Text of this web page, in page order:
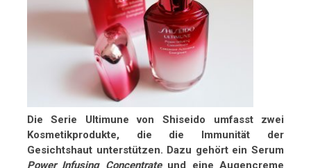
Die Serie Ultimune von Shiseido umfasst zwei
Kosmetikprodukte, die die Immunität der
Gesichtshaut unterstützen. Dazu gehört ein Serum
Power Infusing Concentrateund eine Augencreme